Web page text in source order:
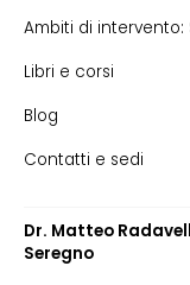
Ambiti di intervento:
Libri e corsi
Blog
Contatti e sedi
Dr. Matteo
Seregno